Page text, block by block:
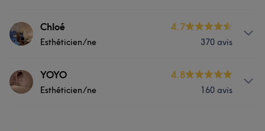
Prestations
Chloé
Esthéticien/ne
4.7
370 avis
Prestations
YOYO
Esthéticien/ne
4.8
160 avis